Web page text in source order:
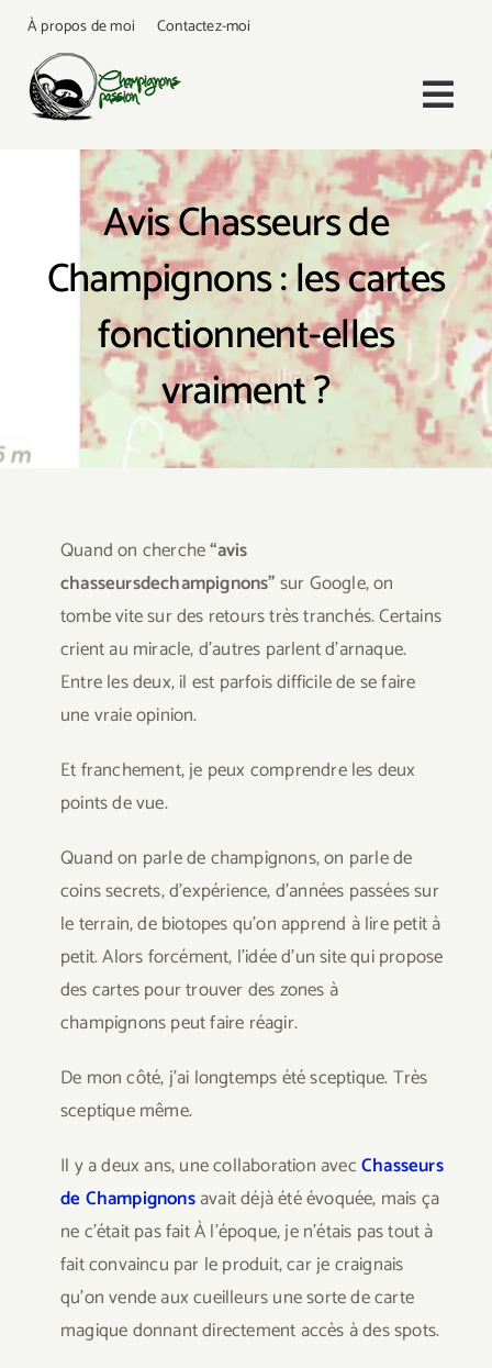
Passer
contenu
À propos de moi Contactez-moi
Accueil
Les Champignons
Mes Conseils
Mes Sorties
Mes Recettes
Avis Chasseurs de
Champignons : les cartes
fonctionnent-elles
vraiment ?
Quand on cherche“avis
chasseursdechampignons”sur Google, on
tombe vite sur des retours très tranchés. Certains
crient au miracle, d’autres parlent d’arnaque.
Entre les deux, il est parfois difficile de se faire
une vraie opinion.
Et franchement, je peux comprendre les deux
points de vue.
Quand on parle de champignons, on parle de
coins secrets, d’expérience, d’années passées sur
le terrain, de biotopes qu’on apprend à lire petit à
petit. Alors forcément, l’idée d’un site qui propose
des cartes pour trouver des zones à
champignons peut faire réagir.
De mon côté, j’ai longtemps été sceptique. Très
sceptique même.
Il y a deux ans, une collaboration avecChasseurs
de Champignonsavait déjà été évoquée, mais ça
ne c’était pas fait À l’époque, je n’étais pas tout à
fait convaincu par le produit, car je craignais
qu’on vende aux cueilleurs une sorte de carte
magique donnant directement accès à des spots.